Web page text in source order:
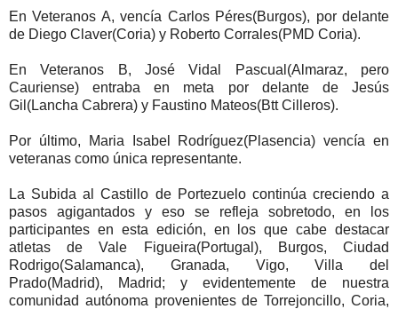
En Veteranos A, vencía Carlos Péres(Burgos), por delante
de Diego Claver(Coria) y Roberto Corrales(PMD Coria).
En Veteranos B, José Vidal Pascual(Almaraz, pero
Cauriense) entraba en meta por delante de Jesús
Gil(Lancha Cabrera) y Faustino Mateos(Btt Cilleros).
Por último, Maria Isabel Rodríguez(Plasencia) vencía en
veteranas como única representante.
La Subida al Castillo de Portezuelo continúa creciendo a
pasos agigantados y eso se refleja sobretodo, en los
participantes en esta edición, en los que cabe destacar
atletas de Vale Figueira(Portugal), Burgos, Ciudad
Rodrigo(Salamanca), Granada, Vigo, Villa del
Prado(Madrid), Madrid; y evidentemente de nuestra
comunidad autónoma provenientes de Torrejoncillo, Coria,